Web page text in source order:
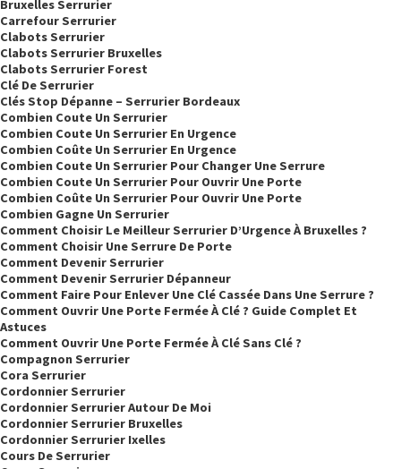
Bruxelles Serrurier
Carrefour Serrurier
Clabots Serrurier
Clabots Serrurier Bruxelles
Clabots Serrurier Forest
Clé De Serrurier
Clés Stop Dépanne – Serrurier Bordeaux
Combien Coute Un Serrurier
Combien Coute Un Serrurier En Urgence
Combien Coûte Un Serrurier En Urgence
Combien Coute Un Serrurier Pour Changer Une Serrure
Combien Coute Un Serrurier Pour Ouvrir Une Porte
Combien Coûte Un Serrurier Pour Ouvrir Une Porte
Combien Gagne Un Serrurier
Comment Choisir Le Meilleur Serrurier D’Urgence À Bruxelles ?
Comment Choisir Une Serrure De Porte
Comment Devenir Serrurier
Comment Devenir Serrurier Dépanneur
Comment Faire Pour Enlever Une Clé Cassée Dans Une Serrure ?
Comment Ouvrir Une Porte Fermée À Clé ? Guide Complet Et
Astuces
Comment Ouvrir Une Porte Fermée À Clé Sans Clé ?
Compagnon Serrurier
Cora Serrurier
Cordonnier Serrurier
Cordonnier Serrurier Autour De Moi
Cordonnier Serrurier Bruxelles
Cordonnier Serrurier Ixelles
Cours De Serrurier